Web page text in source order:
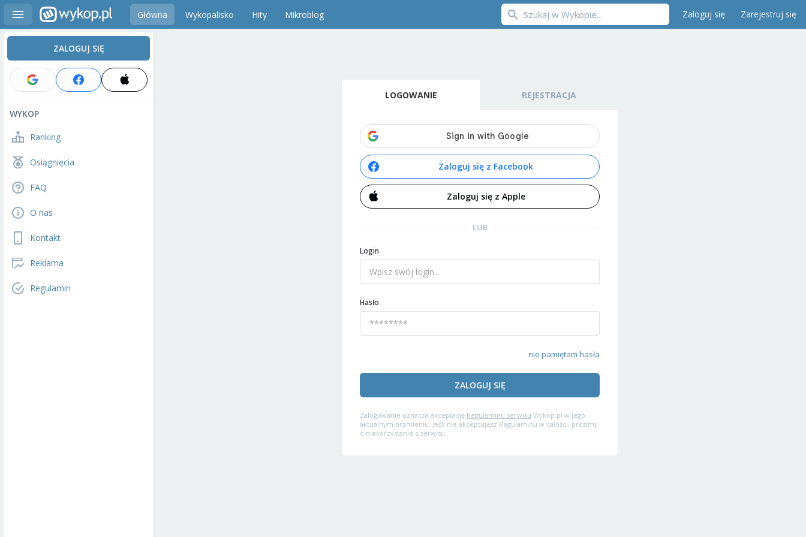
Główna Wykopalisko Hity Mikroblog Zaloguj się Zarejestruj się
ZALOGUJ SIĘ
WYKOP
Ranking
Osiągnięcia
FAQ
O nas
Kontakt
Reklama
Regulamin
LOGOWANIE REJESTRACJA
Zaloguj się z Facebook
Zaloguj się z Apple
LUB
Login
Hasło
nie pamiętam hasła
ZALOGUJ SIĘ
Zalogowanie oznacza akceptację Regulaminu serwisu Wykop.pl w jego
aktualnym brzmieniu. Jeśli nie akceptujesz Regulaminu w całości, prosimy
o niekorzystanie z serwisu.